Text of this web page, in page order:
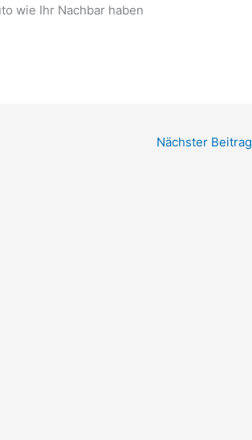
wie Ihr Nachbar haben
Nächster Beitrag